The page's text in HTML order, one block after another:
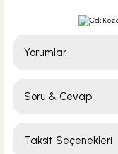
Yorumlar
Soru & Cevap
Taksit Seçenekleri